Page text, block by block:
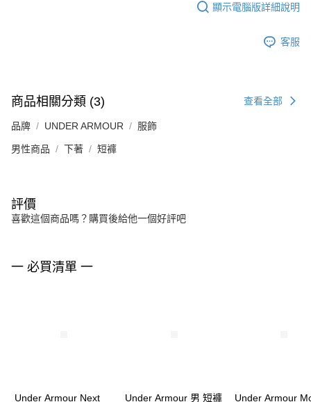
顯示電腦版詳細說明
客服
商品相關分類 (3) 查看全部
品牌 UNDER ARMOUR 服飾
男性商品 下著 短褲
評價
喜歡這個商品嗎？購買後給他一個好評吧
一 必買清單 一
Under Armour Next Under Armour 男 短褲 Under Armour